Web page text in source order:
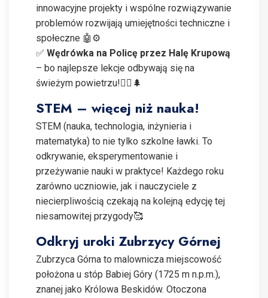
innowacyjne projekty i wspólne rozwiązywanie
problemów rozwijają umiejętności techniczne i
społeczne 🤖⚙️
✅ Wędrówka na Policę przez Halę Krupową
– bo najlepsze lekcje odbywają się na
świeżym powietrzu!🚶‍♂️🌲
STEM – więcej niż nauka!
STEM (nauka, technologia, inżynieria i
matematyka) to nie tylko szkolne ławki. To
odkrywanie, eksperymentowanie i
przeżywanie nauki w praktyce! Każdego roku
zarówno uczniowie, jak i nauczyciele z
niecierpliwością czekają na kolejną edycję tej
niesamowitej przygody🥰
Odkryj uroki Zubrzycy Górnej
Zubrzyca Górna to malownicza miejscowość
położona u stóp Babiej Góry (1725 m n.p.m.),
znanej jako Królowa Beskidów. Otoczona